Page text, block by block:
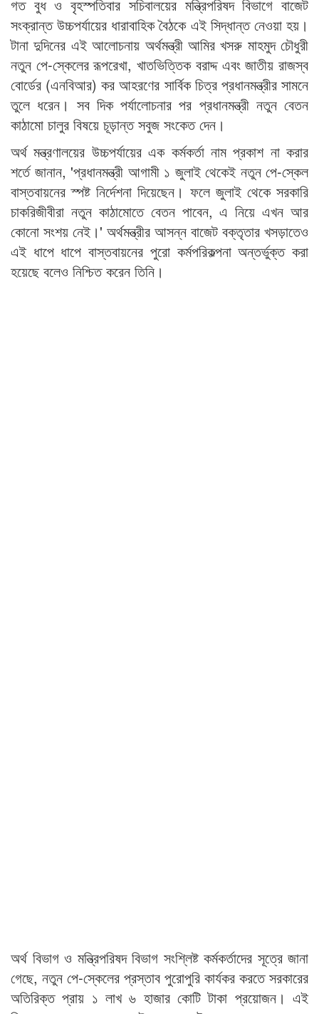
গত বুধ ও বৃহস্পতিবার সচিবালয়ের মন্ত্রিপরিষদ বিভাগে বাজেট
সংক্রান্ত উচ্চপর্যায়ের ধারাবাহিক বৈঠকে এই সিদ্ধান্ত নেওয়া হয়।
টানা দুদিনের এই আলোচনায় অর্থমন্ত্রী আমির খসরু মাহমুদ চৌধুরী
নতুন পে-স্কেলের রূপরেখা, খাতভিত্তিক বরাদ্দ এবং জাতীয় রাজস্ব
বোর্ডের (এনবিআর) কর আহরণের সার্বিক চিত্র প্রধানমন্ত্রীর সামনে
তুলে ধরেন। সব দিক পর্যালোচনার পর প্রধানমন্ত্রী নতুন বেতন
কাঠামো চালুর বিষয়ে চূড়ান্ত সবুজ সংকেত দেন।
অর্থ মন্ত্রণালয়ের উচ্চপর্যায়ের এক কর্মকর্তা নাম প্রকাশ না করার
শর্তে জানান, 'প্রধানমন্ত্রী আগামী ১ জুলাই থেকেই নতুন পে-স্কেল
বাস্তবায়নের স্পষ্ট নির্দেশনা দিয়েছেন। ফলে জুলাই থেকে সরকারি
চাকরিজীবীরা নতুন কাঠামোতে বেতন পাবেন, এ নিয়ে এখন আর
কোনো সংশয় নেই।' অর্থমন্ত্রীর আসন্ন বাজেট বক্তৃতার খসড়াতেও
এই ধাপে ধাপে বাস্তবায়নের পুরো কর্মপরিকল্পনা অন্তর্ভুক্ত করা
হয়েছে বলেও নিশ্চিত করেন তিনি।
অর্থ বিভাগ ও মন্ত্রিপরিষদ বিভাগ সংশ্লিষ্ট কর্মকর্তাদের সূত্রে জানা
গেছে, নতুন পে-স্কেলের প্রস্তাব পুরোপুরি কার্যকর করতে সরকারের
অতিরিক্ত প্রায় ১ লাখ ৬ হাজার কোটি টাকা প্রয়োজন। এই